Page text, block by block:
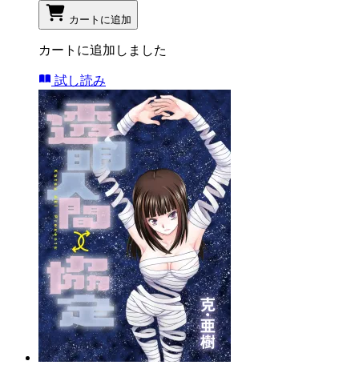
カートに追加
カートに追加しました
試し読み